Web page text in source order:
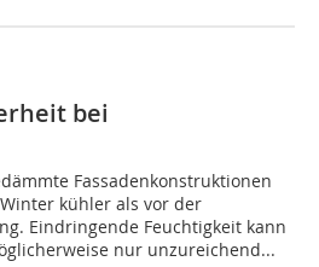
bei
Fassadenkonstruktionen
kühler als vor der
Eindringende Feuchtigkeit kann
nur unzureichend...